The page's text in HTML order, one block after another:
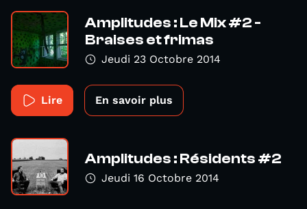
Amplitudes : Le Mix #2 -
Braises et frimas
Jeudi 23 Octobre 2014
Lire En savoir plus
Amplitudes : Résidents #2
Jeudi 16 Octobre 2014